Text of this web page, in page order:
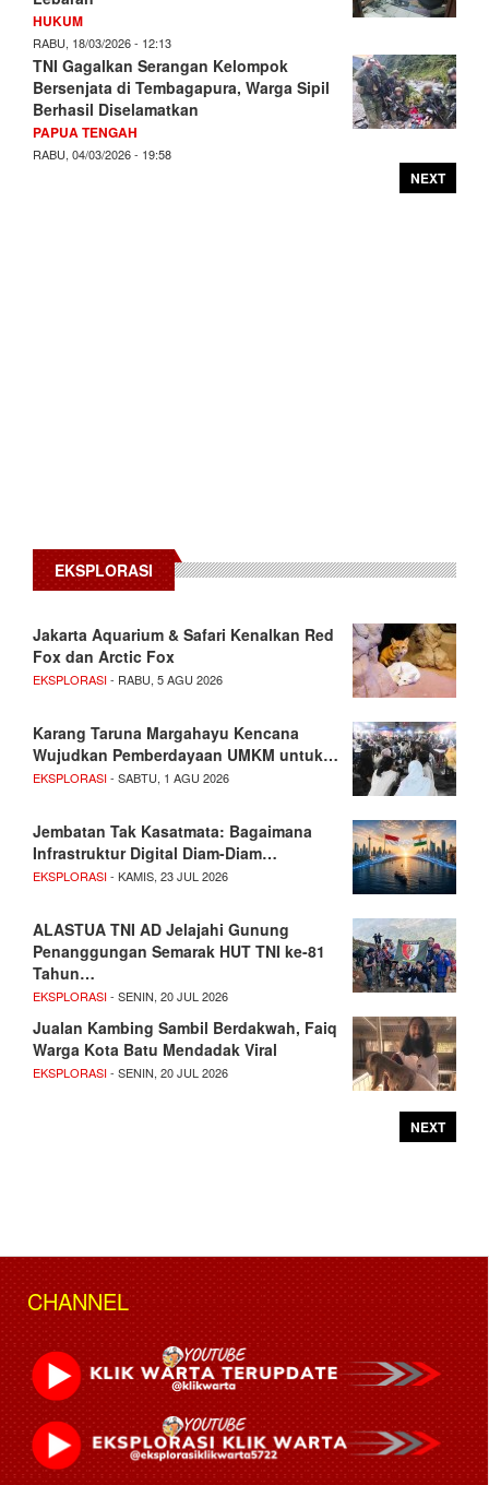
HUKUM
RABU, 18/03/2026 - 12:13
TNI Gagalkan Serangan Kelompok
Bersenjata di Tembagapura, Warga Sipil
Berhasil Diselamatkan
PAPUA TENGAH
RABU, 04/03/2026 - 19:58
NEXT
EKSPLORASI
Jakarta Aquarium & Safari Kenalkan Red
Fox dan Arctic Fox
EKSPLORASI- RABU, 5 AGU 2026
Karang Taruna Margahayu Kencana
Wujudkan Pemberdayaan UMKM untuk…
EKSPLORASI- SABTU, 1 AGU 2026
Jembatan Tak Kasatmata: Bagaimana
Infrastruktur Digital Diam-Diam…
EKSPLORASI- KAMIS, 23 JUL 2026
ALASTUA TNI AD Jelajahi Gunung
Penanggungan Semarak HUT TNI ke-81
Tahun…
EKSPLORASI- SENIN, 20 JUL 2026
Jualan Kambing Sambil Berdakwah, Faiq
Warga Kota Batu Mendadak Viral
EKSPLORASI- SENIN, 20 JUL 2026
NEXT
CHANNEL